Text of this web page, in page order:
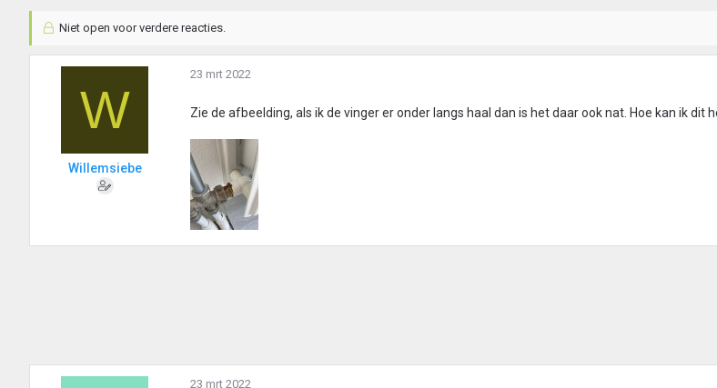
Niet open voor verdere reacties.
W
Willemsiebe
23 mrt 2022
Zie de afbeelding, als ik de vinger er onder langs haal dan is het daar ook nat. Hoe kan ik dit
23 mrt 2022